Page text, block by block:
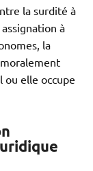
la surdité à
à
la
ou elle occupe